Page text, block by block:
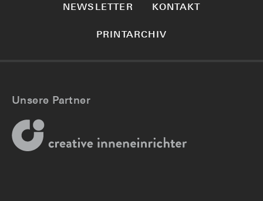
NEWSLETTER KONTAKT
PRINTARCHIV
Unsere Partner